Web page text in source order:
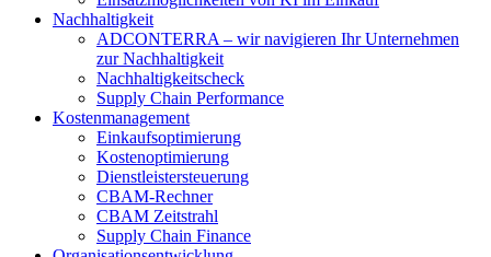
Nachhaltigkeit
ADCONTERRA – wir navigieren Ihr Unternehmen
zur Nachhaltigkeit
Nachhaltigkeitscheck
Supply Chain Performance
Kostenmanagement
Einkaufsoptimierung
Kostenoptimierung
Dienstleistersteuerung
CBAM-Rechner
CBAM Zeitstrahl
Supply Chain Finance